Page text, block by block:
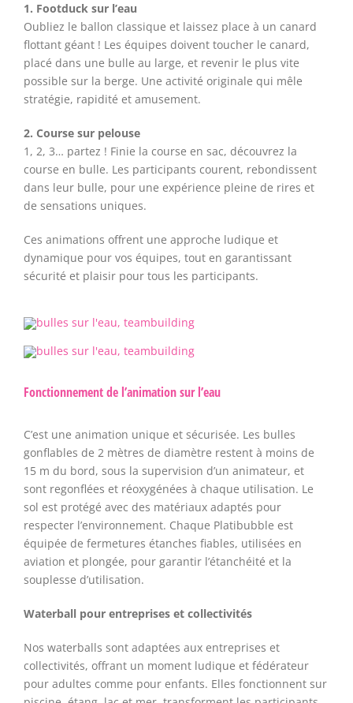
1. Footduck sur l’eau
Oubliez le ballon classique et laissez place à un canard
flottant géant ! Les équipes doivent toucher le canard,
placé dans une bulle au large, et revenir le plus vite
possible sur la berge. Une activité originale qui mêle
stratégie, rapidité et amusement.
2. Course sur pelouse
1, 2, 3… partez ! Finie la course en sac, découvrez la
course en bulle. Les participants courent, rebondissent
dans leur bulle, pour une expérience pleine de rires et
de sensations uniques.
Ces animations offrent une approche ludique et
dynamique pour vos équipes, tout en garantissant
sécurité et plaisir pour tous les participants.
Fonctionnement de l’animation sur l’eau
C’est une animation unique et sécurisée. Les bulles
gonflables de 2 mètres de diamètre restent à moins de
15 m du bord, sous la supervision d’un animateur, et
sont regonflées et réoxygénées à chaque utilisation. Le
sol est protégé avec des matériaux adaptés pour
respecter l’environnement. Chaque Platibubble est
équipée de fermetures étanches fiables, utilisées en
aviation et plongée, pour garantir l’étanchéité et la
souplesse d’utilisation.
Waterball pour entreprises et collectivités
Nos waterballs sont adaptées aux entreprises et
collectivités, offrant un moment ludique et fédérateur
pour adultes comme pour enfants. Elles fonctionnent sur